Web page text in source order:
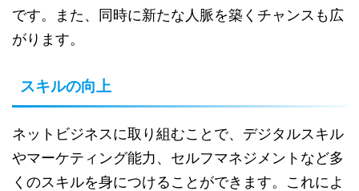
です。また、同時に新たな人脈を築くチャンスも広
がります。
スキルの向上
ネットビジネスに取り組むことで、デジタルスキル
やマーケティング能力、セルフマネジメントなど多
くのスキルを身につけることができます。これによ